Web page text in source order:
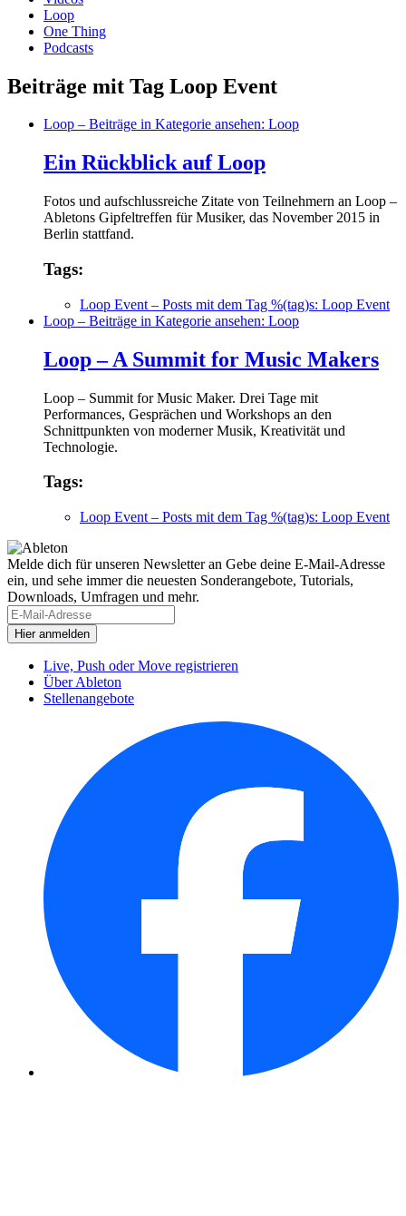
Loop
One Thing
Podcasts
Beiträge mit Tag Loop Event
Loop – Beiträge in Kategorie ansehen: Loop
Ein Rückblick auf Loop
Fotos und aufschlussreiche Zitate von Teilnehmern an Loop –
Abletons Gipfeltreffen für Musiker, das November 2015 in
Berlin stattfand.
Tags:
Loop Event – Posts mit dem Tag %(tag)s: Loop Event
Loop – Beiträge in Kategorie ansehen: Loop
Loop – A Summit for Music Makers
Loop – Summit for Music Maker. Drei Tage mit
Performances, Gesprächen und Workshops an den
Schnittpunkten von moderner Musik, Kreativität und
Technologie.
Tags:
Loop Event – Posts mit dem Tag %(tag)s: Loop Event
Melde dich für unseren Newsletter an Gebe deine E-Mail-Adresse
ein, und sehe immer die neuesten Sonderangebote, Tutorials,
Downloads, Umfragen und mehr.
Live, Push oder Move registrieren
Über Ableton
Stellenangebote